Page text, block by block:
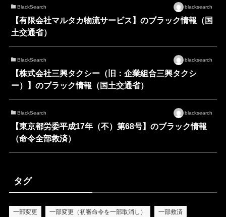
BlackSearch blacksearch
【有限会社マルタカ物流サービス】のブラック情報（国
土交通省）
BlackSearch blacksearch
【株式会社三興タクシー（旧：企業組合三興タクシ
ー）】のブラック情報（国土交通省）
BlackSearch blacksearch
【東京都労委平成17年（不）第68号】のブラック情報
（命令全部救済）
タグ
一部変更 一部変更（初審命令を一部取消し） 一部救済